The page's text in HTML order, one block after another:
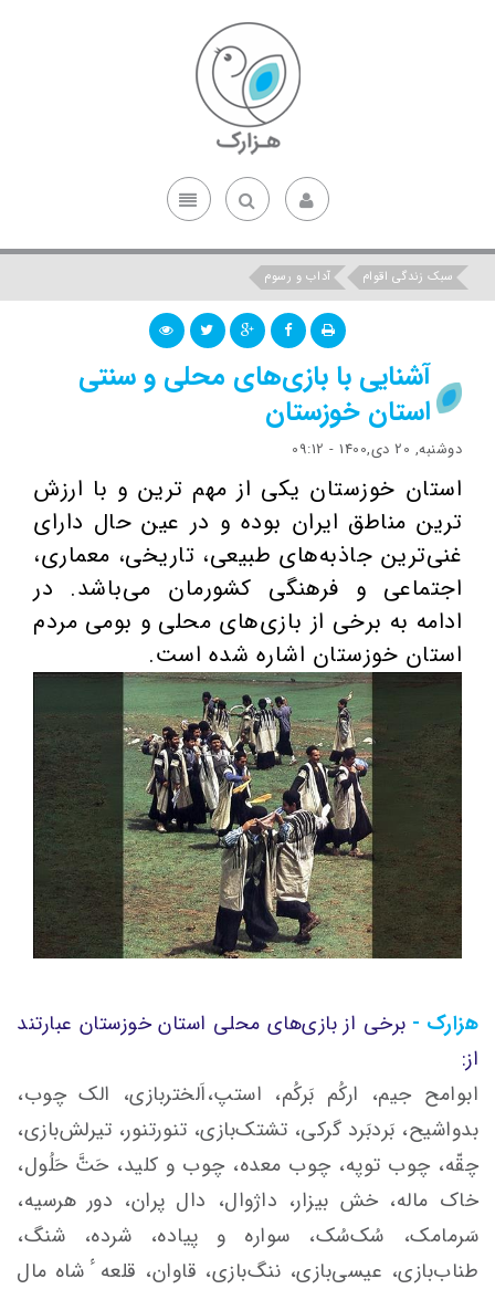
سبک زندگی اقوام آداب و رسوم
آشنایی با بازی‌های محلی و سنتی
استان خوزستان
دوشنبه, 20 دی,1400 - 09:12
استان خوزستان یکی از مهم ترین و با ارزش
ترین مناطق ایران بوده و در عین حال دارای
غنی‌ترین جاذبه‌های طبیعی، تاریخی، معماری،
اجتماعی و فرهنگی کشورمان می‌باشد. در
ادامه به برخی از بازی‌های محلی و بومی مردم
استان خوزستان اشاره شده است.
هزارک - برخی از بازى‌هاى محلی استان خوزستان عبارتند
از:
ابوامح جیم، ارکُم بَرکُم، استپ،اَلختربازی، الک چوب،
بدواشیح، بَردبَرد گرکی، تشتک‌بازی، تنورتنور، تیرلش‌بازی،
چقّه، چوب توپه، چوب معده، چوب و کلید، حَتَّ حَلُول،
خاک ماله، خش بیزار، داژوال، دال پران، دور هرسیه،
سَرمامک، سُک‌سُک، سواره و پیاده، شرده، شنگ،
طناب‌بازی، عیسى‌بازی، ننگ‌بازی، قاوان، قلعه ٔ شاه مال